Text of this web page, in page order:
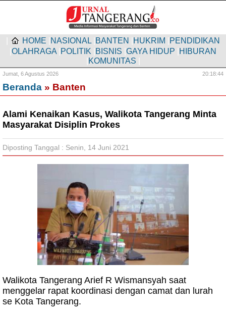
HOME NASIONAL BANTEN HUKRIM PENDIDIKAN
OLAHRAGA POLITIK BISNIS GAYA HIDUP HIBURAN
KOMUNITAS
Jumat, 6 Agustus 2026 20:18:45
Beranda » Banten
Alami Kenaikan Kasus, Walikota Tangerang Minta
Masyarakat Disiplin Prokes
Diposting Tanggal : Senin, 14 Juni 2021
Walikota Tangerang Arief R Wismansyah saat
menggelar rapat koordinasi dengan camat dan lurah
se Kota Tangerang.